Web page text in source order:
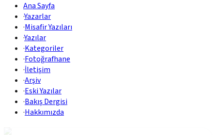
Ana Sayfa
·Yazarlar
·Misafir Yazıları
·Yazılar
·Kategoriler
·Fotoğrafhane
·İletişim
·Arşiv
·Eski Yazılar
·Bakış Dergisi
·Hakkımızda